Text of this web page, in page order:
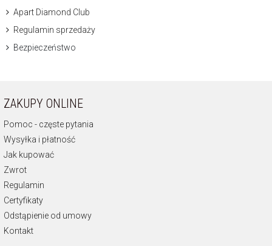
Apart Diamond Club
Regulamin sprzedaży
Bezpieczeństwo
ZAKUPY ONLINE
Pomoc - częste pytania
Wysyłka i płatność
Jak kupować
Zwrot
Regulamin
Certyfikaty
Odstąpienie od umowy
Kontakt